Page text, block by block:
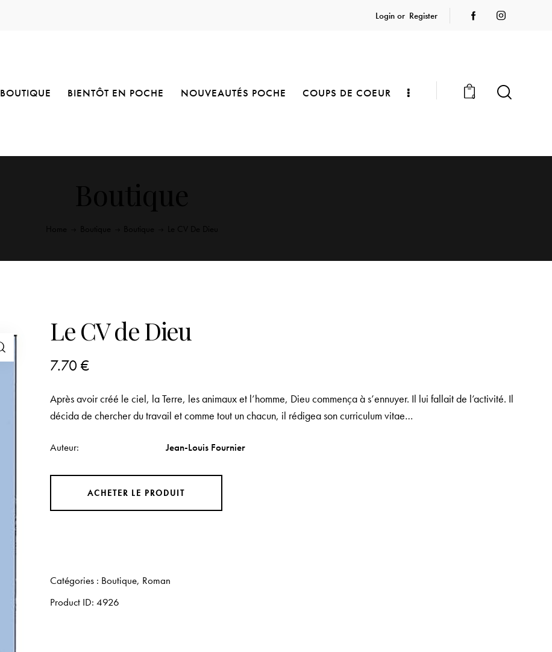
Login or Register
BOUTIQUE BIENTÔT EN POCHE NOUVEAUTÉS POCHE COUPS DE COEUR 0
Le CV de Dieu
7.70€
Après avoir créé le ciel, la Terre, les animaux et l’homme, Dieu commença à s’ennuyer. Il lui fallait de l’activité. Il
décida de chercher du travail et comme tout un chacun, il rédigea son curriculum vitae…
Auteur Jean-Louis Fournier
ACHETER LE PRODUIT
Catégories : Boutique, Roman
Product ID:4926